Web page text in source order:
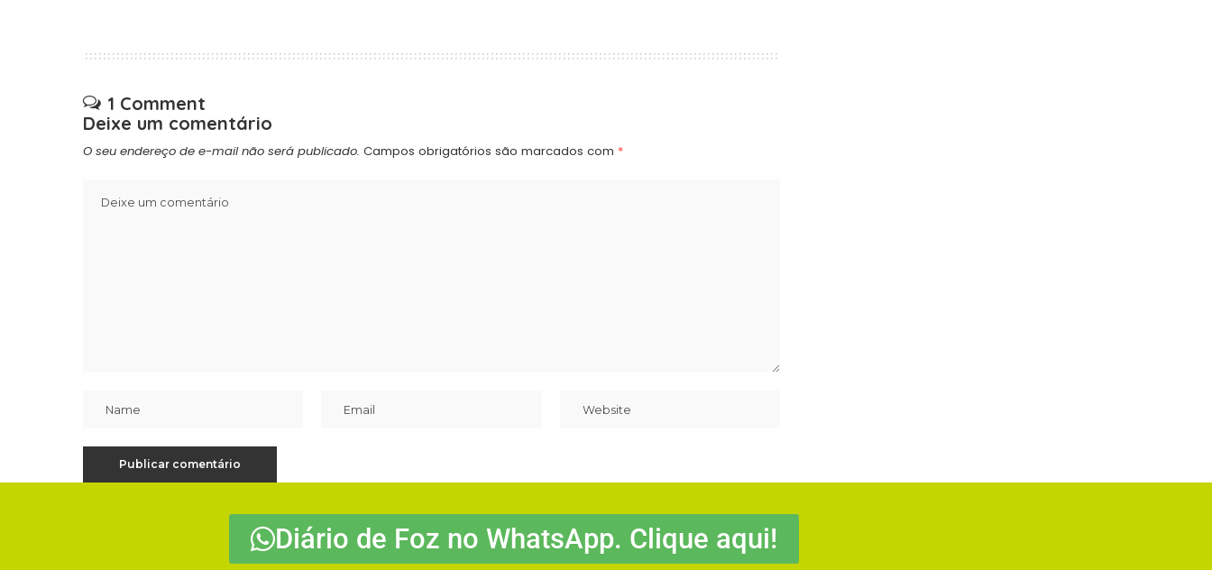
1 Comment
Deixe um comentário
O seu endereço de e-mail não será publicado. Campos obrigatórios são marcados com *
Diário de Foz no WhatsApp. Clique aqui!